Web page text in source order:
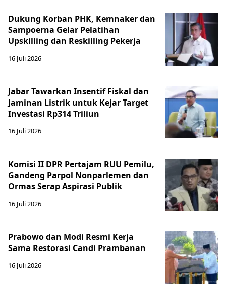
Dukung Korban PHK, Kemnaker dan
Sampoerna Gelar Pelatihan
Upskilling dan Reskilling Pekerja
16 Juli 2026
Jabar Tawarkan Insentif Fiskal dan
Jaminan Listrik untuk Kejar Target
Investasi Rp314 Triliun
16 Juli 2026
Komisi II DPR Pertajam RUU Pemilu,
Gandeng Parpol Nonparlemen dan
Ormas Serap Aspirasi Publik
16 Juli 2026
Prabowo dan Modi Resmi Kerja
Sama Restorasi Candi Prambanan
16 Juli 2026